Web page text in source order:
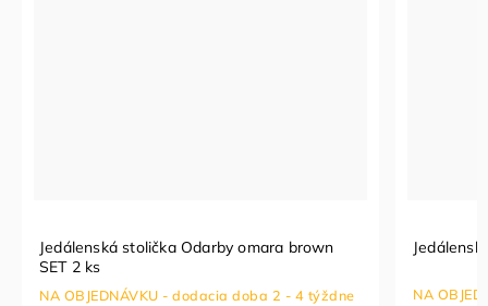
Jedálenská stolička Odarby omara brown
SET 2 ks
NA OBJEDNÁVKU - dodacia doba 2 - 4 týždne
Jedálenská
NA